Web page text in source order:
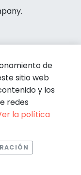
de privacidad
de
sitio web
y los
redes
la política